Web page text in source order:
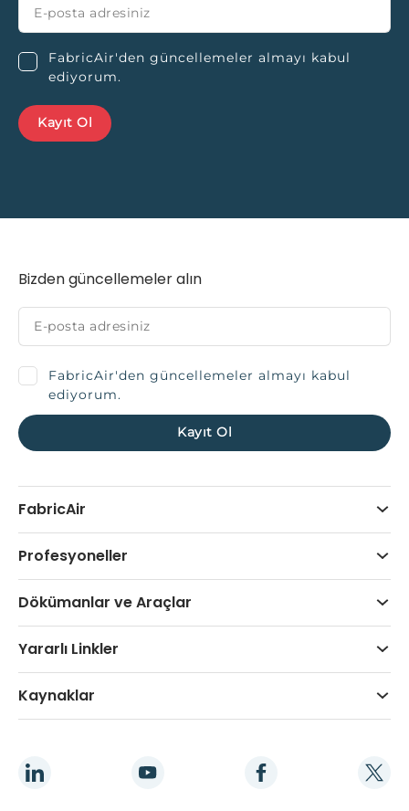
FabricAir'den güncellemeler almayı kabul
ediyorum.
FabricAir
Profesyoneller
Dökümanlar ve Araçlar
Yararlı Linkler
Kaynaklar
Bizden güncellemeler alın
FabricAir'den güncellemeler almayı kabul
ediyorum.